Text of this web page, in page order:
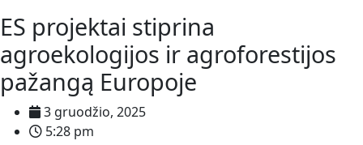
ES projektai stiprina
agroekologijos ir agroforestijos
pažangą Europoje
3 gruodžio, 2025
5:28 pm